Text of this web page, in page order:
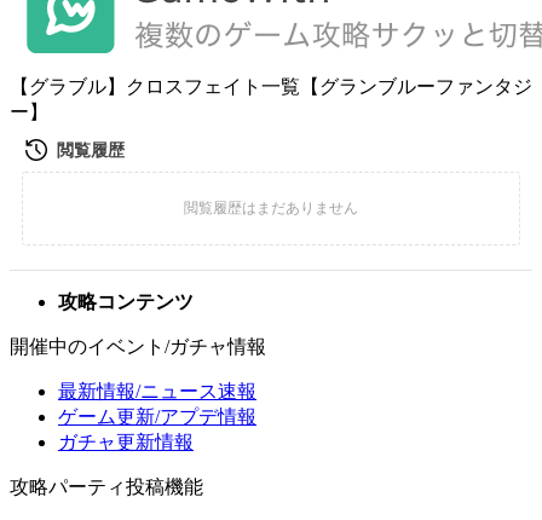
【グラブル】クロスフェイト一覧【グランブルーファンタジ
ー】
攻略コンテンツ
開催中のイベント/ガチャ情報
最新情報/ニュース速報
ゲーム更新/アプデ情報
ガチャ更新情報
攻略パーティ投稿機能